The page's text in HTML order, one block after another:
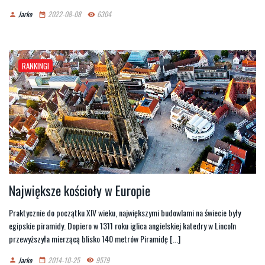
person Jarko date_range 2022-08-08 remove_red_eye 6304
RANKINGI
Największe kościoły w Europie
Praktycznie do początku XIV wieku, największymi budowlami na świecie były
egipskie piramidy. Dopiero w 1311 roku iglica angielskiej katedry w Lincoln
przewyższyła mierzącą blisko 140 metrów Piramidę [...]
person Jarko date_range 2014-10-25 remove_red_eye 9579